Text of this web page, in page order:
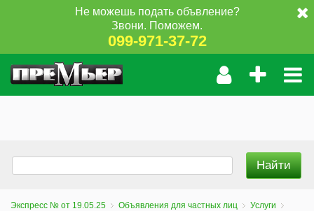
Не можешь подать объвление?
Звони. Поможем.
099-971-37-72
Экспресс № от 19.05.25 Объявления для частных лиц
Услуги